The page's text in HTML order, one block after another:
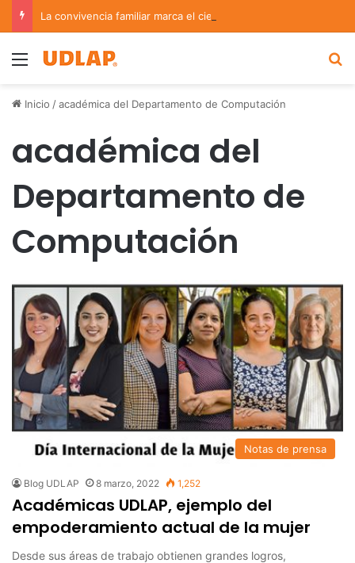
Menu
Inicio /académica del Departamento de Computación
académica del
Departamento de
Computación
Notas de prensa
Blog UDLAP 8 marzo, 2022 1,252
Académicas UDLAP, ejemplo del
empoderamiento actual de la mujer
Desde sus áreas de trabajo obtienen grandes logros,